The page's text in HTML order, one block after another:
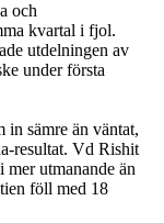
och
kvartal i fjol.
utdelningen av
under första
sämre än väntat,
resultat. Vd Rishit
utmanande än
föll med 18